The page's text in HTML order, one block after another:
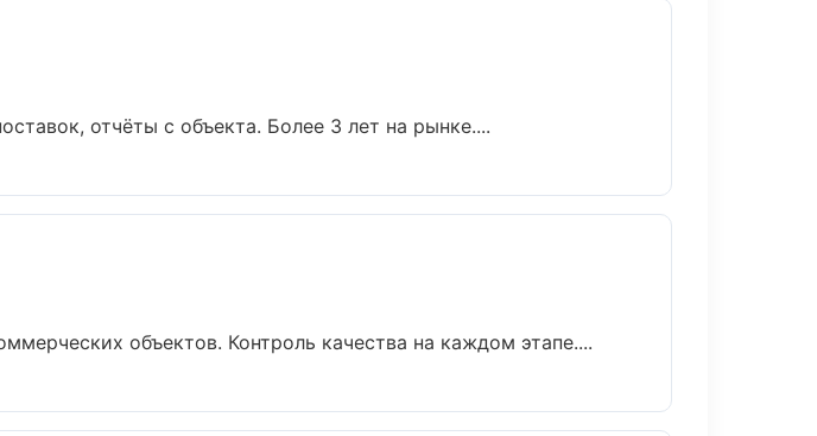
отчёты с объекта. Более 3 лет на рынке....
объектов. Контроль качества на каждом этапе....